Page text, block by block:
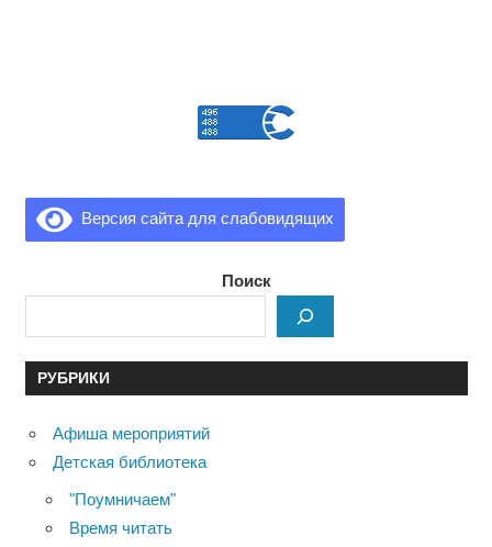
Версия сайта для слабовидящих
Поиск
РУБРИКИ
Афиша мероприятий
Детская библиотека
"Поумничаем"
Время читать